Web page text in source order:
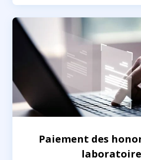
Paiement des
laboratoire